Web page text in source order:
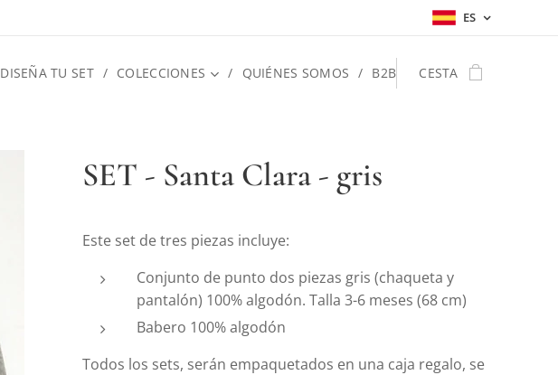
ES
DISEÑA TU SET COLECCIONES QUIÉNES SOMOS B2B CESTA
SET - Santa Clara - gris
Este set de tres piezas incluye:
Conjunto de punto dos piezas gris (chaqueta y
pantalón) 100% algodón. Talla 3-6 meses (68 cm)
Babero 100% algodón
Todos los sets, serán empaquetados en una caja regalo, se